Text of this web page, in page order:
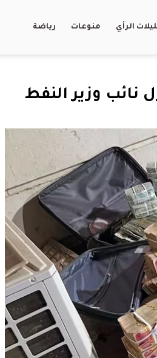
الرأي منوعات رياضة
منزل نائب وزير النفط